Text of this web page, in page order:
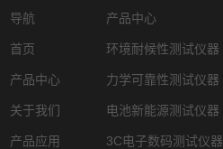
导航
首页
产品中心
关于我们
产品应用
产品中心
环境耐候性测试仪器
力学可靠性测试仪器
电池新能源测试仪器
3C电子数码测试仪器